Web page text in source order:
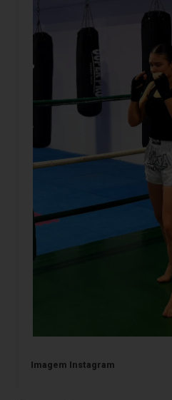
Imagem Instagram